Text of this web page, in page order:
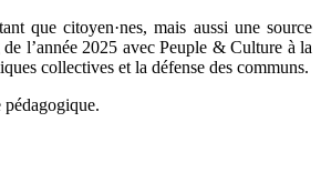
que citoyen·nes, mais aussi une source
l’année 2025 avec Peuple & Culture à la
collectives et la défense des communs.